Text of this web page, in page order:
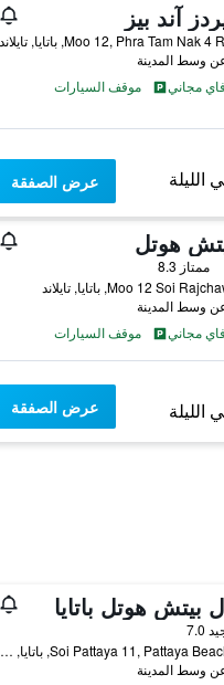
آند بيز
مجاني
موقف السيارات
الليلة عرض الصفقة
هوتل
ممتاز 8.3
مجاني
موقف السيارات
الليلة عرض الصفقة
بيتش هوتل باتايا
7.0
216 Soi Pattaya 11, Pattaya Beach Road, باتايا, تايلاند